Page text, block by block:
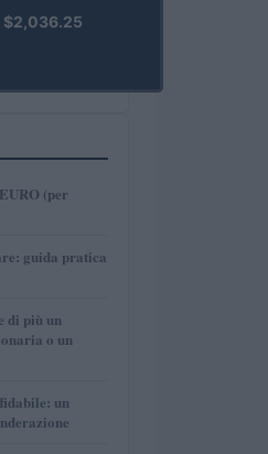
$2,036.25
(per
guida pratica
di più un
o un
un